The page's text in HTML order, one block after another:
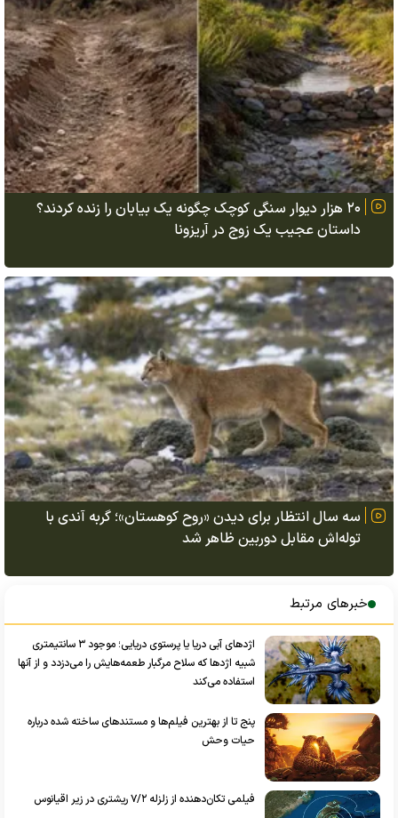
۲۰ هزار دیوار سنگی کوچک چگونه یک بیابان را زنده کردند؟
داستان عجیب یک زوج در آریزونا
سه سال انتظار برای دیدن «روح کوهستان»؛ گربه آندی با
توله‌اش مقابل دوربین ظاهر شد
خبرهای مرتبط
اژد‌های آبی دریا یا پرستوی دریایی؛ موجود ۳ سانتیمتری
شبیه اژد‌ها که سلاح مرگبار طعمه‌هایش را می‌دزدد و از آنها
استفاده می‌کند
پنج تا از بهترین فیلم‌ها و مستند‌های ساخته شده درباره
حیات وحش
فیلمی تکان‌دهنده از زلزله ۷/۲ ریشتری در زیر اقیانوس